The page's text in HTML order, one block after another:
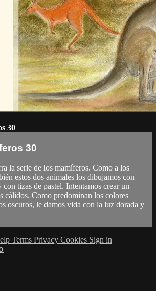
30
30
la serie de los mamíferos. Como a los
estos dos animales los dibujamos con
tizas de pastel. Intentamos crear un
cálidos. Como predominan los colores
oscuros, le damos vida con la luz dorada y
Terms Privacy Cookies Sign in